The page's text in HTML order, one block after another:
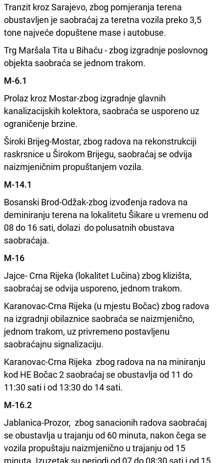
Tranzit kroz Sarajevo, zbog pomjeranja terena
obustavljen je saobraćaj za teretna vozila preko 3,5
tone najveće dopuštene mase i autobuse.
Trg Maršala Tita u Bihaću - zbog izgradnje poslovnog
objekta saobraća se jednom trakom.
M-6.1
Prolaz kroz Mostar-zbog izgradnje glavnih
kanalizacijskih kolektora, saobraća se usporeno uz
ograničenje brzine.
Široki Brijeg-Mostar, zbog radova na rekonstrukciji
raskrsnice u Širokom Brijegu, saobraćaj se odvija
naizmjeničnim propuštanjem vozila.
M-14.1
Bosanski Brod-Odžak-zbog izvođenja radova na
deminiranju terena na lokalitetu Šikare u vremenu od
08 do 16 sati, dolazi do polusatnih obustava
saobraćaja.
M-16
Jajce- Crna Rijeka (lokalitet Lučina) zbog klizišta,
saobraćaj se odvija usporeno, jednom trakom.
Karanovac-Crna Rijeka (u mjestu Bočac) zbog radova
na izgradnji obilaznice saobraća se naizmjenično,
jednom trakom, uz privremeno postavljenu
saobraćajnu signalizaciju.
Karanovac-Crna Rijeka zbog radova na na miniranju
kod HE Bočac 2 saobraćaj se obustavlja od 11 do
11:30 sati i od 13:30 do 14 sati.
M-16.2
Jablanica-Prozor, zbog sanacionih radova saobraćaj
se obustavlja u trajanju od 60 minuta, nakon čega se
vozila propuštaju naizmjenično u trajanju od 15
minuta. Izuzetak su periodi od 07 do 08:30 sati i od 15